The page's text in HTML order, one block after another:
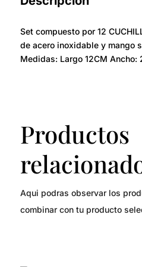
Set compuesto por 12
de acero inoxidable y mango
Medidas: Largo 12CM Ancho:
Productos
Aqui podras observar los
combinar con tu producto